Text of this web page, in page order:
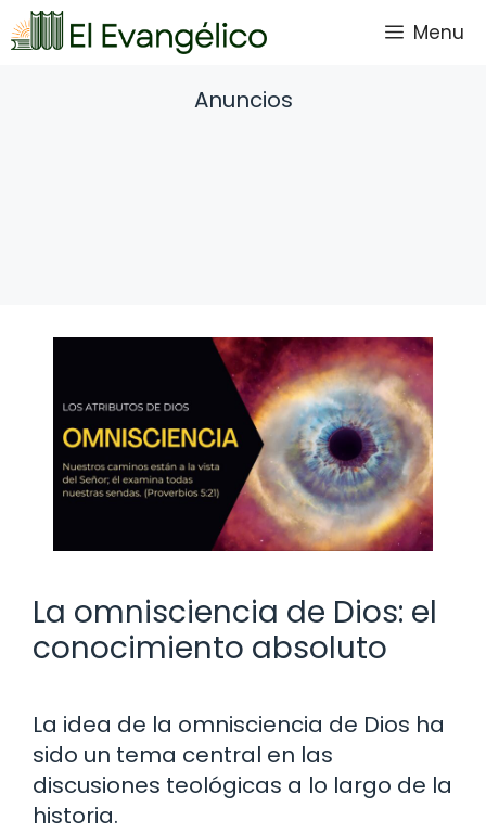
Saltar
al
Menu
Anuncios
La omnisciencia de Dios: el
conocimiento absoluto
La idea de la omnisciencia de Dios ha
sido un tema central en las
discusiones teológicas a lo largo de la
historia.